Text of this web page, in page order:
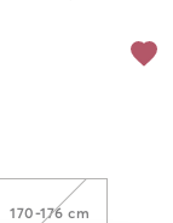
170-176 cm